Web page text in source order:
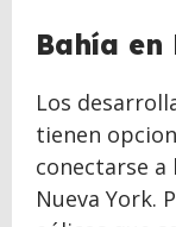
Bahía en
Los
tienen
conectarse a
Nueva York.